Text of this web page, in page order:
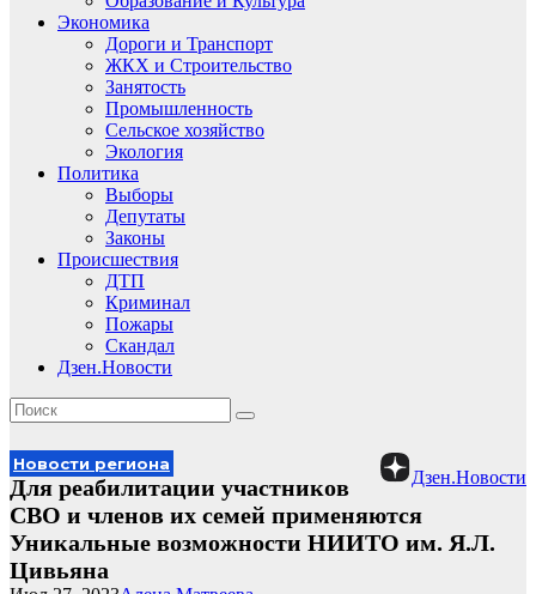
Экономика
Дороги и Транспорт
ЖКХ и Строительство
Занятость
Промышленность
Сельское хозяйство
Экология
Политика
Выборы
Депутаты
Законы
Происшествия
ДТП
Криминал
Пожары
Скандал
Дзен.Новости
Дзен.Новости
Новости региона
Для реабилитации участников
СВО и членов их семей применяются
Уникальные возможности НИИТО им. Я.Л.
Цивьяна